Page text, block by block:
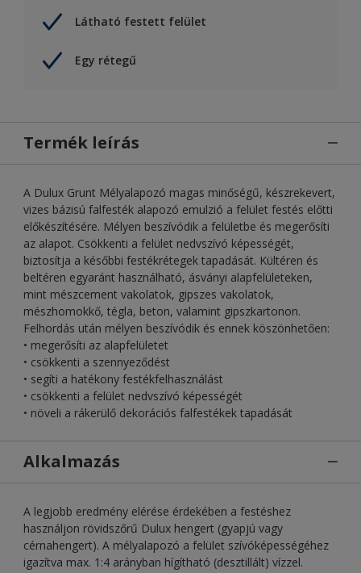
Látható festett felület
Egy rétegű
Termék leírás
A Dulux Grunt Mélyalapozó magas minőségű, készrekevert,
vizes bázisú falfesték alapozó emulzió a felület festés előtti
előkészítésére. Mélyen beszívódik a felületbe és megerősíti
az alapot. Csökkenti a felület nedvszívó képességét,
biztosítja a későbbi festékrétegek tapadását. Kültéren és
beltéren egyaránt használható, ásványi alapfelületeken,
mint mészcement vakolatok, gipszes vakolatok,
mészhomokkő, tégla, beton, valamint gipszkartonon.
Felhordás után mélyen beszívódik és ennek köszönhetően:
• megerősíti az alapfelületet
• csökkenti a szennyeződést
• segíti a hatékony festékfelhasználást
• csökkenti a felület nedvszívó képességét
• növeli a rákerülő dekorációs falfestékek tapadását
Alkalmazás
A legjobb eredmény elérése érdekében a festéshez
használjon rövidszőrű Dulux hengert (gyapjú vagy
cérnahengert). A mélyalapozó a felület szívóképességéhez
igazítva max. 1:4 arányban hígítható (desztillált) vízzel.